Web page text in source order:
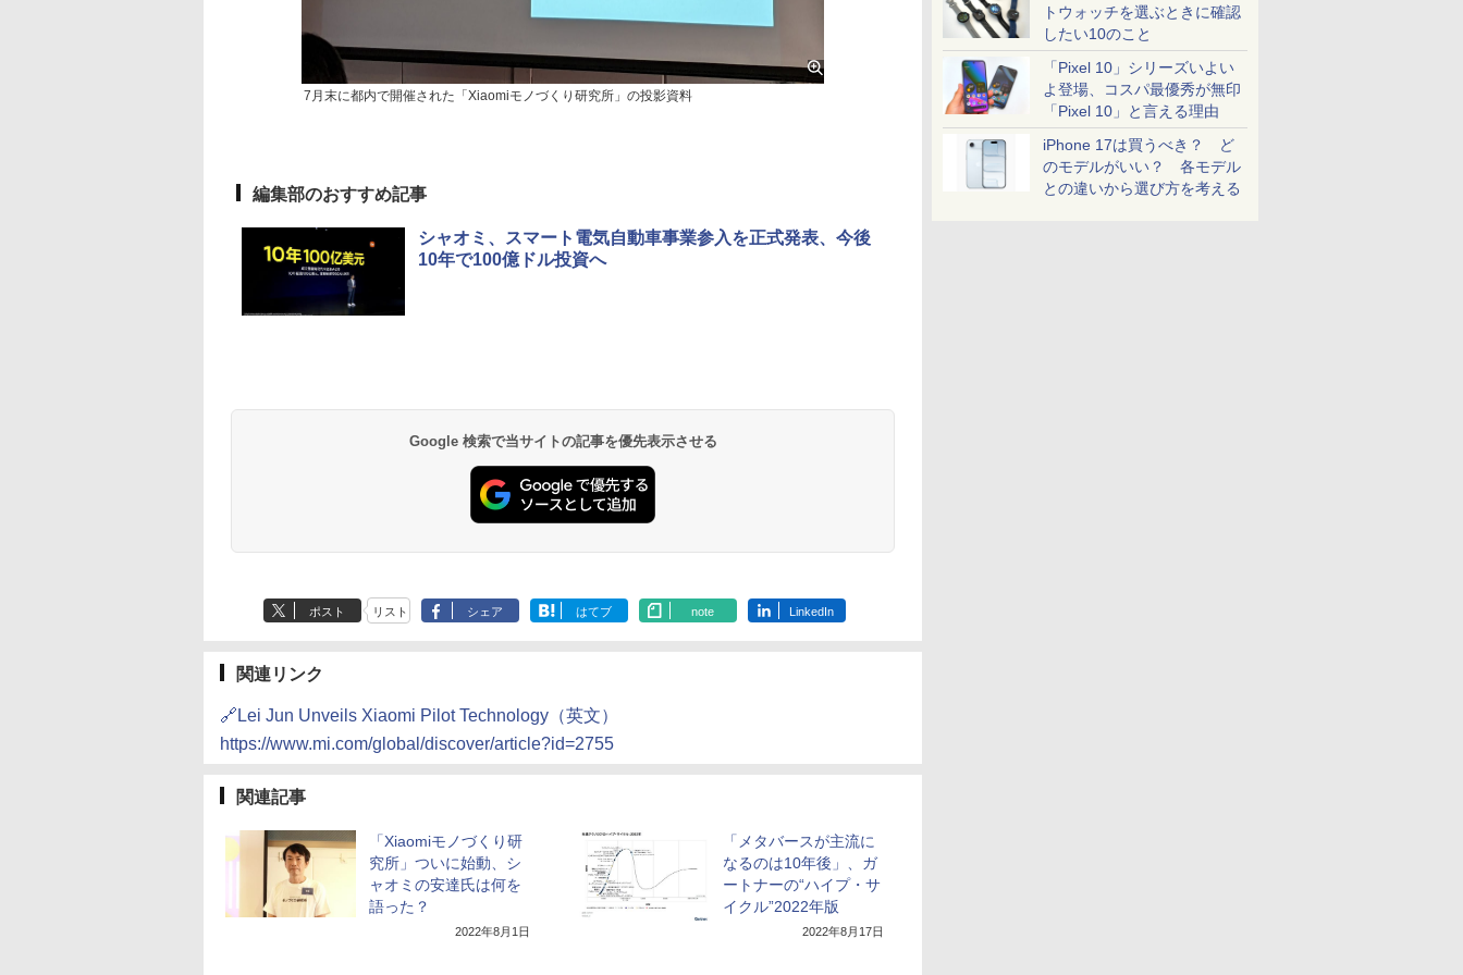
トウォッチを選ぶときに確認
したい10のこと
「Pixel 10」シリーズいよい
よ登場、コスパ最優秀が無印
「Pixel 10」と言える理由
iPhone 17は買うべき？ ど
のモデルがいい？ 各モデル
との違いから選び方を考える
7月末に都内で開催された「Xiaomiモノづくり研究所」の投影資料
編集部のおすすめ記事
シャオミ、スマート電気自動車事業参入を正式発表、今後
10年で100億ドル投資へ
Google 検索で当サイトの記事を優先表示させる
ポスト リスト シェア はてブ note LinkedIn
関連リンク
🔗Lei Jun Unveils Xiaomi Pilot Technology（英文）
https://www.mi.com/global/discover/article?id=2755
関連記事
「Xiaomiモノづくり研
究所」ついに始動、シ
ャオミの安達氏は何を
語った？
2022年8月1日
「メタバースが主流に
なるのは10年後」、ガ
ートナーの“ハイプ・サ
イクル”2022年版
2022年8月17日